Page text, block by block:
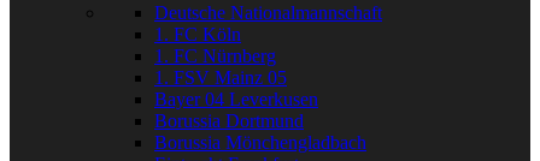
Deutsche Nationalmannschaft
1. FC Köln
1. FC Nürnberg
1. FSV Mainz 05
Bayer 04 Leverkusen
Borussia Dortmund
Borussia Mönchengladbach